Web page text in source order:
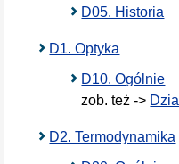
D05. Historia
D1. Optyka
D10. Ogólnie
zob. też ->
D2. Termodynamika